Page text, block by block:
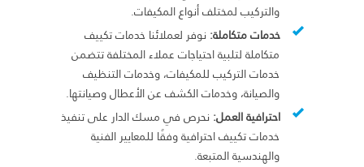
والتركيب لمختلف أنواع المكيفات.
خدمات متكاملة:نوفر لعملائنا خدمات تكييف
متكاملة لتلبية احتياجات عملاء المختلفة تتضمن
خدمات التركيب للمكيفات، وخدمات التنظيف
والصيانة، وخدمات الكشف عن الأعطال وصيانتها.
احترافية العمل:نحرص في مسك الدار على تنفيذ
خدمات تكييف احترافية وفقًا للمعايير الفنية
والهندسية المتبعة.